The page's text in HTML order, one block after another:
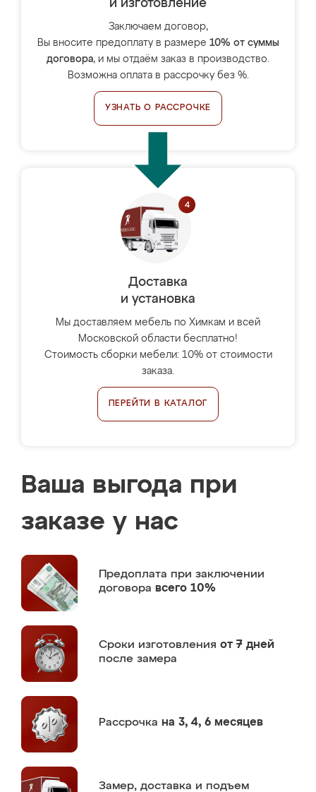
и изготовление
Заключаем договор,
Вы вносите предоплату в размере 10% от суммы
договора, и мы отдаём заказ в производство.
Возможна оплата в рассрочку без %.
УЗНАТЬ О РАССРОЧКЕ
Доставка
и установка
Мы доставляем мебель по Химкам и всей
Московской области бесплатно!
Стоимость сборки мебели: 10% от стоимости
заказа.
ПЕРЕЙТИ В КАТАЛОГ
Ваша выгода при
заказе у нас
Предоплата при заключении
договора всего 10%
Сроки изготовления от 7 дней
после замера
Рассрочка на 3, 4, 6 месяцев
Замер, доставка и подъем